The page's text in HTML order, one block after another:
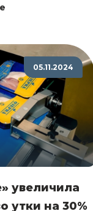
05.11.2024
увеличила
утки на 30%